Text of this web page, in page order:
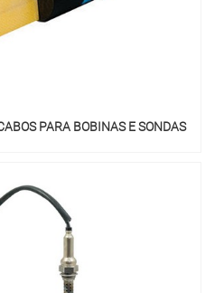
PARA BOBINAS E SONDAS